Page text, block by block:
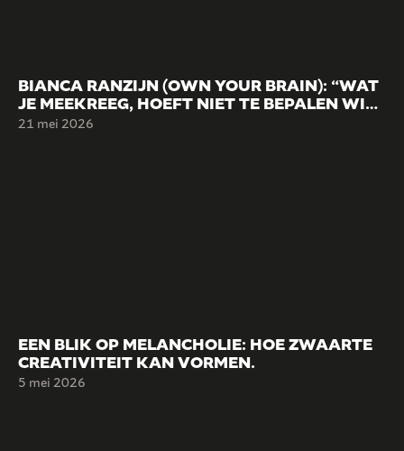
BIANCA RANZIJN (OWN YOUR BRAIN): “WAT
JE MEEKREEG, HOEFT NIET TE BEPALEN WIE
JE WORDT.”
21 mei 2026
EEN BLIK OP MELANCHOLIE: HOE ZWAARTE
CREATIVITEIT KAN VORMEN.
5 mei 2026